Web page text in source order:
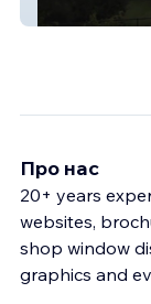
Stanton
Про нас
20+ years
websites,
shop window
graphics and